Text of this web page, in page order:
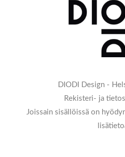
DIODI Design -
Rekisteri- ja
Joissain sisällöissä on